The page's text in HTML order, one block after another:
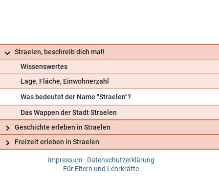
Straelen, beschreib dich mal!
Wissenswertes
Lage, Fläche, Einwohnerzahl
Was bedeutet der Name "Straelen"?
Das Wappen der Stadt Straelen
Geschichte erleben in Straelen
Freizeit erleben in Straelen
Impressum
Datenschutzerklärung
Für Eltern und Lehrkräfte